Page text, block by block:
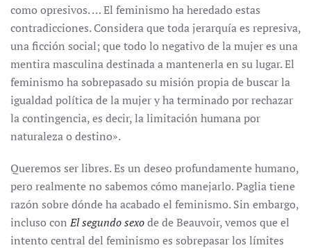
como opresivos. … El feminismo ha heredado estas
contradicciones. Considera que toda jerarquía es represiva,
una ficción social; que todo lo negativo de la mujer es una
mentira masculina destinada a mantenerla en su lugar. El
feminismo ha sobrepasado su misión propia de buscar la
igualdad política de la mujer y ha terminado por rechazar
la contingencia, es decir, la limitación humana por
naturaleza o destino».
Queremos ser libres. Es un deseo profundamente humano,
pero realmente no sabemos cómo manejarlo. Paglia tiene
razón sobre dónde ha acabado el feminismo. Sin embargo,
incluso conEl segundo sexode de Beauvoir, vemos que el
intento central del feminismo es sobrepasar los límites